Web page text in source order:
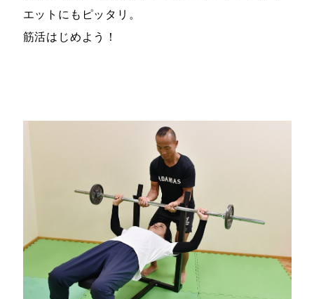
エットにもピッタリ。
筋活はじめよう！